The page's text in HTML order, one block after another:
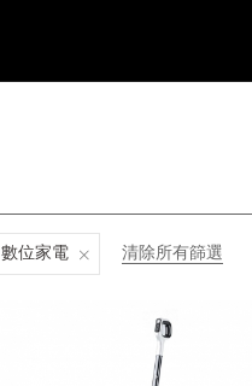
數位家電 清除所有篩選